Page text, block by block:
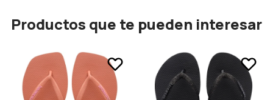
Productos que te pueden interesar